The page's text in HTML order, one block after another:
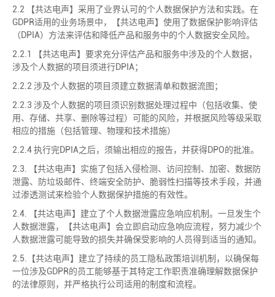
2.2 【共达电声】采用了业界认可的个人数据保护方法和实践。在
GDPR适用的业务场景中，【共达电声】使用了数据保护影响评估
（DPIA）方法来评估和降低产品和服务中的个人数据安全风险。
2.2.1 【共达电声】要求充分评估产品和服务中涉及的个人数据，
涉及个人数据的项目须进行DPIA；
2.2.2 涉及个人数据的项目须建立数据清单和数据流图；
2.2.3 涉及个人数据的项目须识别数据处理过程中（包括收集、使
用、存储、共享、删除等过程）可能的风险，并根据风险等级采取
相应的措施（包括管理、物理和技术措施）
2.2.4 执行完DPIA之后，须输出相应的报告，并获得DPO的批准。
2.3. 【共达电声】实施了包括入侵检测、访问控制、加密、数据防
泄露、防垃圾邮件、终端安全防护、脆弱性扫描等技术手段，并通
过渗透测试来检验个人数据保护措施的有效性。
2.4. 【共达电声】建立了个人数据泄露应急响应机制。一旦发生个
人数据泄露，【共达电声】会立即启动应急响应流程，努力减少个
人数据泄露可能导致的损失并确保受影响的人员得到适当的通知。
2.5.【共达电声】建立了持续的员工隐私政策培训机制，以确保每
一位涉及GDPR的员工能够基于其特定工作职责准确理解数据保护
的法律原则，并严格执行公司适用的制度和流程。